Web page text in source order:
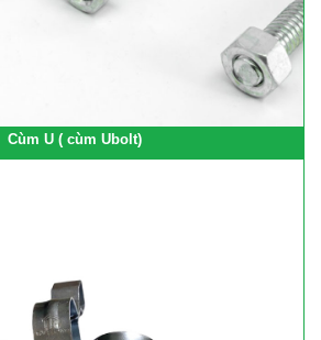
Cùm U ( cùm Ubolt)